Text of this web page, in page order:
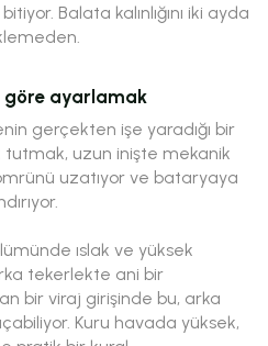
Balata kalınlığını iki ayda
göre ayarlamak
gerçekten işe yaradığı bir
tutmak, uzun inişte mekanik
uzatıyor ve bataryaya
ıslak ve yüksek
tekerlekte ani bir
bir viraj girişinde bu, arka
Kuru havada yüksek,